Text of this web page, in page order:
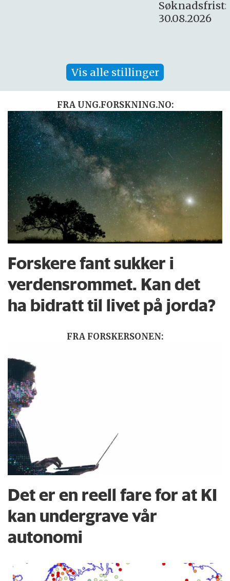
Vis alle stillinger
FRA UNG.FORSKNING.NO:
Forskere fant sukker i
verdensrommet. Kan det
ha bidratt til livet på jorda?
FRA FORSKERSONEN:
Det er en reell fare for at KI
kan undergrave vår
autonomi